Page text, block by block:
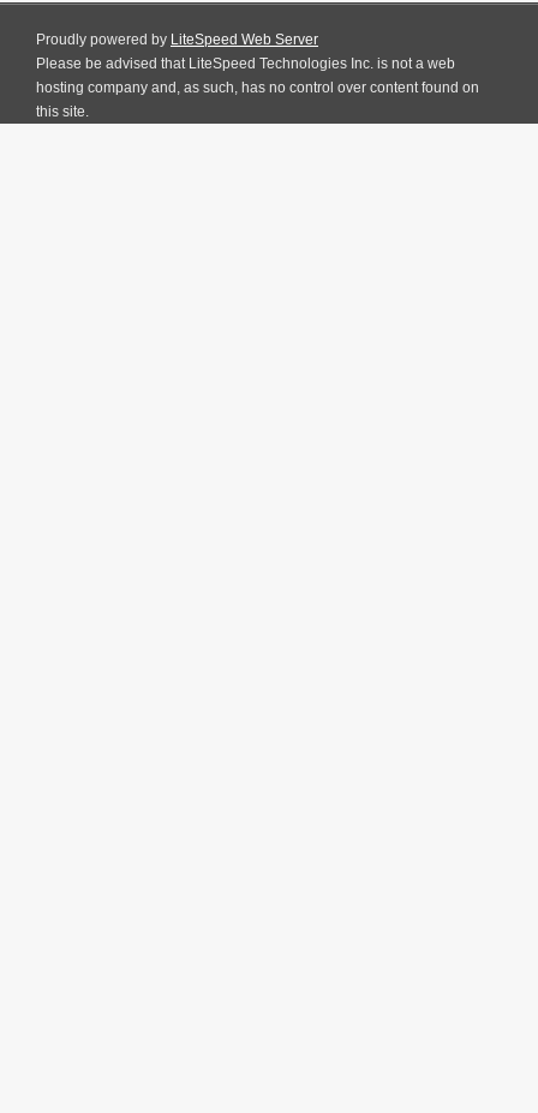
Proudly powered by LiteSpeed Web Server
Please be advised that LiteSpeed Technologies Inc. is not a web
hosting company and, as such, has no control over content found on
this site.